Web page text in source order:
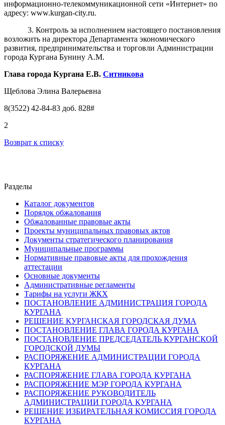
информационно-телекоммуникационной сети «Интернет» по
адресу: www.kurgan-city.ru.
3. Контроль за исполнением настоящего постановления
возложить на директора Департамента экономического
развития, предпринимательства и торговли Администрации
города Кургана Бунину А.М.
Глава города Кургана Е.В. Ситникова
Щеблова Элина Валерьевна
8(3522) 42-84-83 доб. 828#
2
Возврат к списку
Разделы
Каталог документов
Порядок обжалования
Обжалованные правовые акты
Проекты муниципальных правовых актов
Документы стратегического планирования
Муниципальные программы
Нормативные правовые акты для прохождения
аттестации
Основные документы
Административные регламенты
Тарифы на услуги ЖКХ
ПОСТАНОВЛЕНИЕ АДМИНИСТРАЦИЯ ГОРОДА
КУРГАНА
РЕШЕНИЕ КУРГАНСКАЯ ГОРОДСКАЯ ДУМА
ПОСТАНОВЛЕНИЕ ГЛАВА ГОРОДА КУРГАНА
ПОСТАНОВЛЕНИЕ ПРЕДСЕДАТЕЛЬ КУРГАНСКОЙ
ГОРОДСКОЙ ДУМЫ
РАСПОРЯЖЕНИЕ АДМИНИСТРАЦИИ ГОРОДА
КУРГАНА
РАСПОРЯЖЕНИЕ ГЛАВА ГОРОДА КУРГАНА
РАСПОРЯЖЕНИЕ МЭР ГОРОДА КУРГАНА
РАСПОРЯЖЕНИЕ РУКОВОДИТЕЛЬ
АДМИНИСТРАЦИИ ГОРОДА КУРГАНА
РЕШЕНИЕ ИЗБИРАТЕЛЬНАЯ КОМИССИЯ ГОРОДА
КУРГАНА